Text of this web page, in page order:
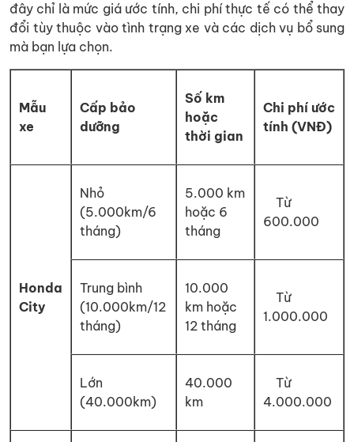
đây chỉ là mức giá ước tính, chi phí thực tế có thể thay
đổi tùy thuộc vào tình trạng xe và các dịch vụ bổ sung
mà bạn lựa chọn.
Mẫu
xe
Cấp bảo
dưỡng
Số km
hoặc
thời gian
Chi phí ước
tính (VNĐ)
Honda
City
Nhỏ
(5.000km/6
tháng)
5.000 km
hoặc 6
tháng
Từ
600.000
Trung bình
(10.000km/12
tháng)
10.000
km hoặc
12 tháng
Từ
1.000.000
Lớn
(40.000km)
40.000
km
Từ
4.000.000